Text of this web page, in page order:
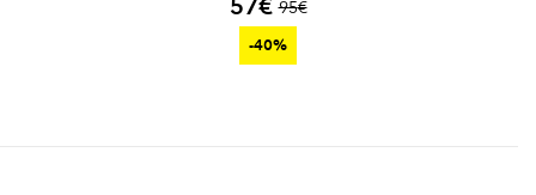
95€
57€
-40%